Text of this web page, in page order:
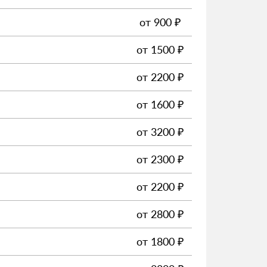
от 900 ₽
от 1500 ₽
от 2200 ₽
от 1600 ₽
от 3200 ₽
от 2300 ₽
от 2200 ₽
от 2800 ₽
от 1800 ₽